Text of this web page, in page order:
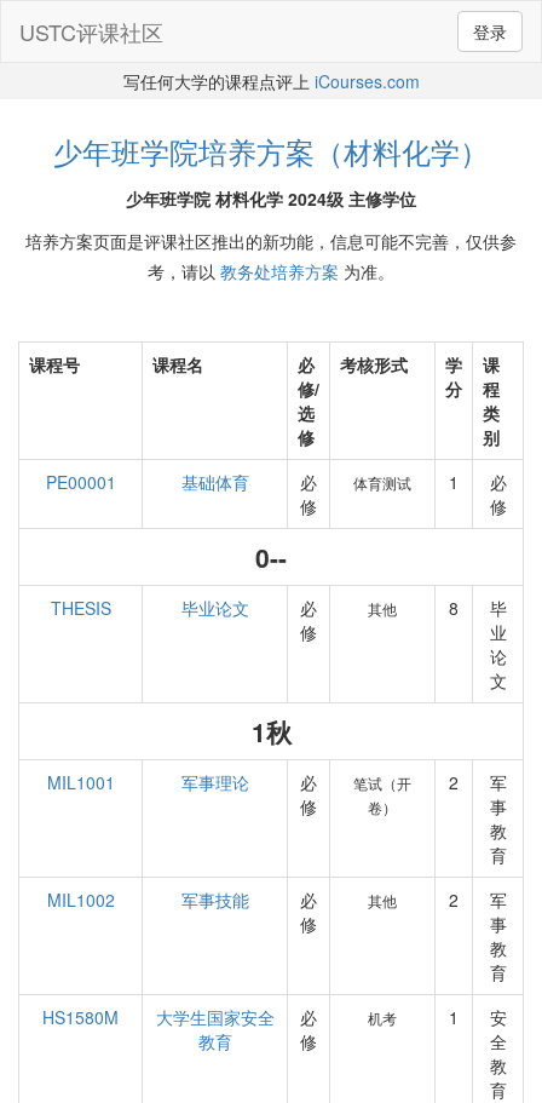
登录
USTC评课社区
写任何大学的课程点评上 iCourses.com
少年班学院培养方案（材料化学）
少年班学院 材料化学 2024级 主修学位
培养方案页面是评课社区推出的新功能，信息可能不完善，仅供参
考，请以 教务处培养方案 为准。
课程号 课程名
必
修/
选
修
考核形式
学
分
课
程
类
别
PE00001
基础体育
必
修
体育测试 1
必
修
0--
THESIS 毕业论文
必
修
其他 8
毕
业
论
文
1秋
MIL1001 军事理论
必
修
笔试（开
卷）
2
军
事
教
育
MIL1002
军事技能
必
修
其他 2
军
事
教
育
HS1580M
大学生国家安全
教育
必
修
机考 1
安
全
教
育